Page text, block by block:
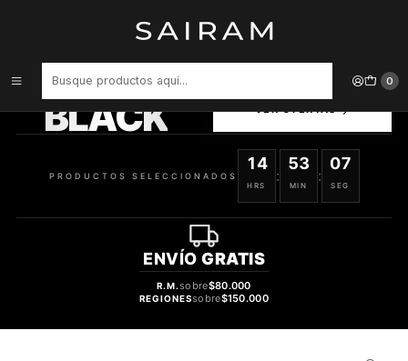
0
PERFUME FRENCH AVENUE AZZURE AOUD UNISEX EDP 100 ML
BLACK
SELECCIONADOS
PRODUCTOS SELECCIONADOS
14
HRS
:
53
MIN
:
06
SEG
ENVÍO GRATIS
R.M.sobre$80.000
REGIONESsobre$150.000